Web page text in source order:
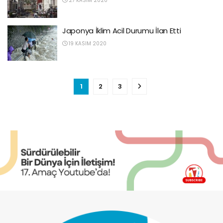
Japonya İklim Acil Durumu İlan Etti
19 KASIM 2020
1 2 3